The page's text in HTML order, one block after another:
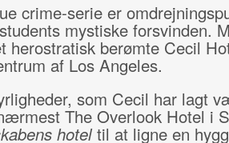
crime-serie er
mystiske forsvinden.
herostratisk berømte Cecil
af Los Angeles.
som Cecil har lagt
The Overlook Hotel i
hoteltil at ligne en